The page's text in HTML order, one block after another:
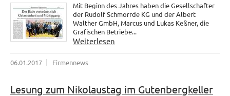
Mit Beginn des Jahres haben die Gesellschafter
der Rudolf Schmorrde KG und der Albert
Walther GmbH, Marcus und Lukas Keßner, die
Grafischen Betriebe...
Weiterlesen
06.01.2017 Firmennews
Lesung zum Nikolaustag im Gutenbergkeller